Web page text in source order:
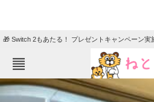
🎁 Switch 2もあたる！ プレゼントキャンペーン実
ねとらぼメニュー
ニ